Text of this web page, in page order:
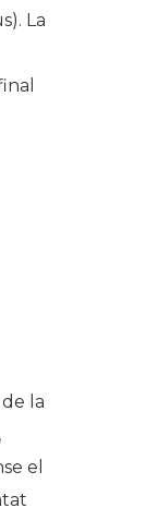
La
la
el